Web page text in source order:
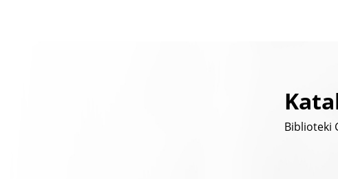
Biblioteki